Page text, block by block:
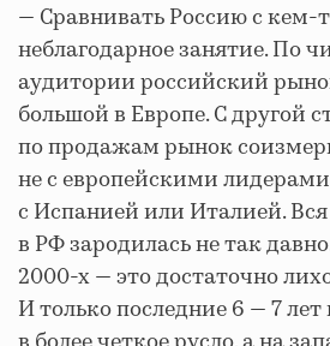
— Сравнивать Россию с кем-
неблагодарное занятие. По
аудитории российский
большой в Европе. С другой
по продажам рынок
не с европейскими
с Испанией или Италией.
в РФ зародилась не так
2000-х — это достаточно
И только последние 6 — 7